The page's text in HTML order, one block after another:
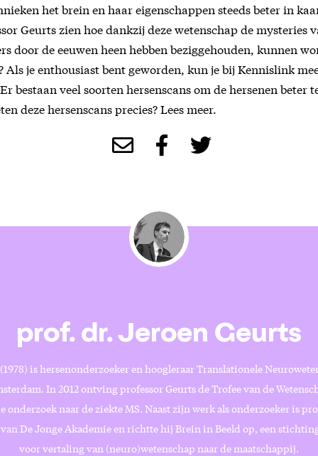
het brein en haar eigenschappen steeds beter in
Geurts zien hoe dankzij deze wetenschap de mysteries
door de eeuwen heen hebben beziggehouden, kunnen
Als je enthousiast bent geworden, kun je bij Kennislink
bestaan veel soorten hersenscans om de hersenen beter
deze hersenscans precies? Lees meer.
prof. dr. Jeroen Geurts
is hersenonderzoeker en hoogleraar Translationele
In 2012 ontving professor Geurts de Trofee van de
onderzoek naar de ziekte MS. Naast zijn werk als onderzoeker is
De Jonge Akademie en richtte hij Brein in Beeld op, een
voor vertaling van (neuro)wetenschap naar de maatschappij.